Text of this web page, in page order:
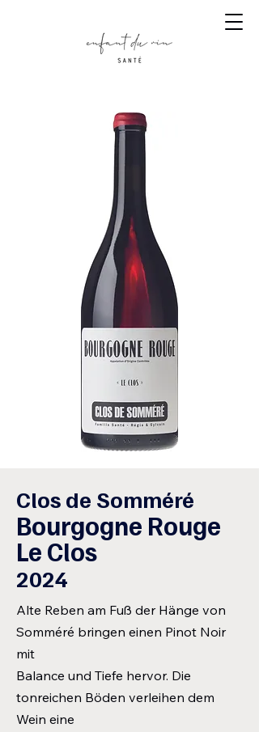
Clos de Somméré
Bourgogne Rouge
Le Clos
2024
Alte Reben am Fuß der Hänge von
Somméré bringen einen Pinot Noir
mit
Balance und Tiefe hervor. Die
tonreichen Böden verleihen dem
Wein eine